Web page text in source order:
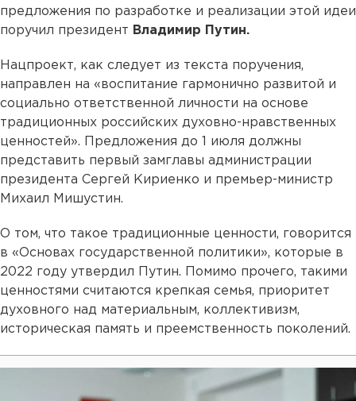
предложения по разработке и реализации этой идеи
поручил президент Владимир Путин.
Нацпроект, как следует из текста поручения,
направлен на «воспитание гармонично развитой и
социально ответственной личности на основе
традиционных российских духовно-нравственных
ценностей». Предложения до 1 июля должны
представить первый замглавы администрации
президента Сергей Кириенко и премьер-министр
Михаил Мишустин.
О том, что такое традиционные ценности, говорится
в «Основах государственной политики», которые в
2022 году утвердил Путин. Помимо прочего, такими
ценностями считаются крепкая семья, приоритет
духовного над материальным, коллективизм,
историческая память и преемственность поколений.